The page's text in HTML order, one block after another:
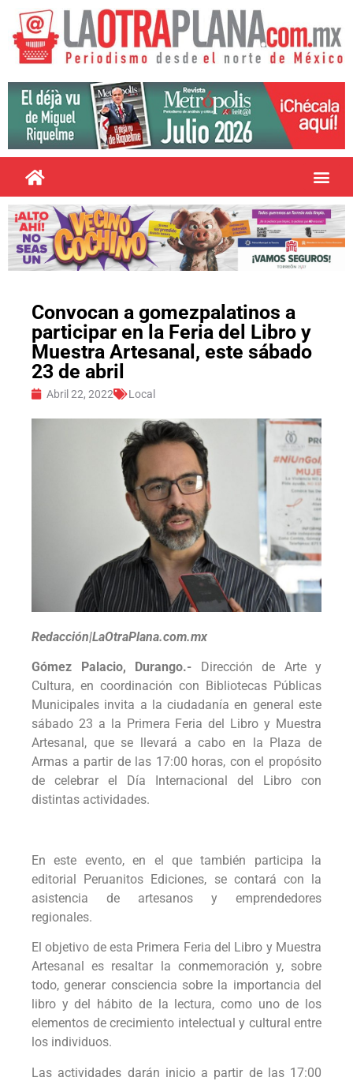
Convocan a gomezpalatinos a
participar en la Feria del Libro y
Muestra Artesanal, este sábado
23 de abril
Abril 22, 2022 Local
Redacción|LaOtraPlana.com.mx
Gómez Palacio, Durango.- Dirección de Arte y
Cultura, en coordinación con Bibliotecas Públicas
Municipales invita a la ciudadanía en general este
sábado 23 a la Primera Feria del Libro y Muestra
Artesanal, que se llevará a cabo en la Plaza de
Armas a partir de las 17:00 horas, con el propósito
de celebrar el Día Internacional del Libro con
distintas actividades.
En este evento, en el que también participa la
editorial Peruanitos Ediciones, se contará con la
asistencia de artesanos y emprendedores
regionales.
El objetivo de esta Primera Feria del Libro y Muestra
Artesanal es resaltar la conmemoración y, sobre
todo, generar consciencia sobre la importancia del
libro y del hábito de la lectura, como uno de los
elementos de crecimiento intelectual y cultural entre
los individuos.
Las actividades darán inicio a partir de las 17:00